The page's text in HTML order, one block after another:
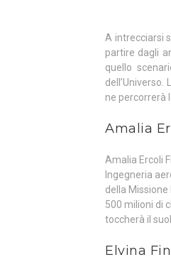
A intrecciarsi
partire dagli
quello
ne percorrerà
Amalia
Amalia Ercoli
Ingegneria
della
500 milioni di
toccherà il
Elvina